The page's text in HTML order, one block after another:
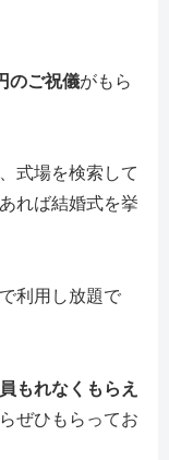
のご祝儀がもら
式場を検索して
れば結婚式を挙
利用し放題で
もれなくもらえ
ぜひもらってお